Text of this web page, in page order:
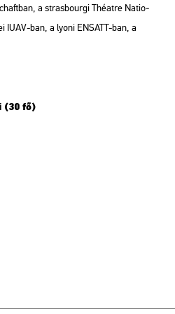
a stras­bour­gi Thé­at­re Na­ti­o­
ban, a lyoni EN­SATT-ban, a
(30 fő)